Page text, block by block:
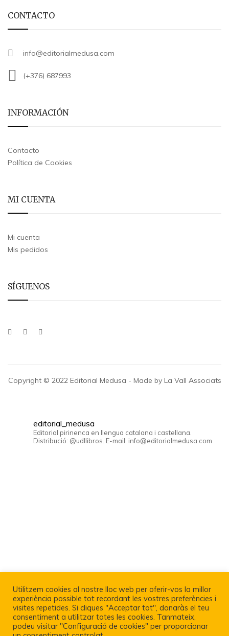
CONTACTO
info@editorialmedusa.com
(+376) 687993
INFORMACIÓN
Contacto
Política de Cookies
MI CUENTA
Mi cuenta
Mis pedidos
SÍGUENOS
Copyright © 2022 Editorial Medusa - Made by La Vall Associats
editorial_medusa
Editorial pirinenca en llengua catalana i castellana.
Distribució: @udllibros. E-mail: info@editorialmedusa.com.
Utilitzem cookies al nostre lloc web per oferir-vos la millor
experiència possible tot recordant les vostres preferències i
visites repetides. Si cliques "Acceptar tot", donaràs el teu
consentiment a utilitzar totes les cookies. Tanmateix,
podeu visitar "Configuració de cookies" per proporcionar